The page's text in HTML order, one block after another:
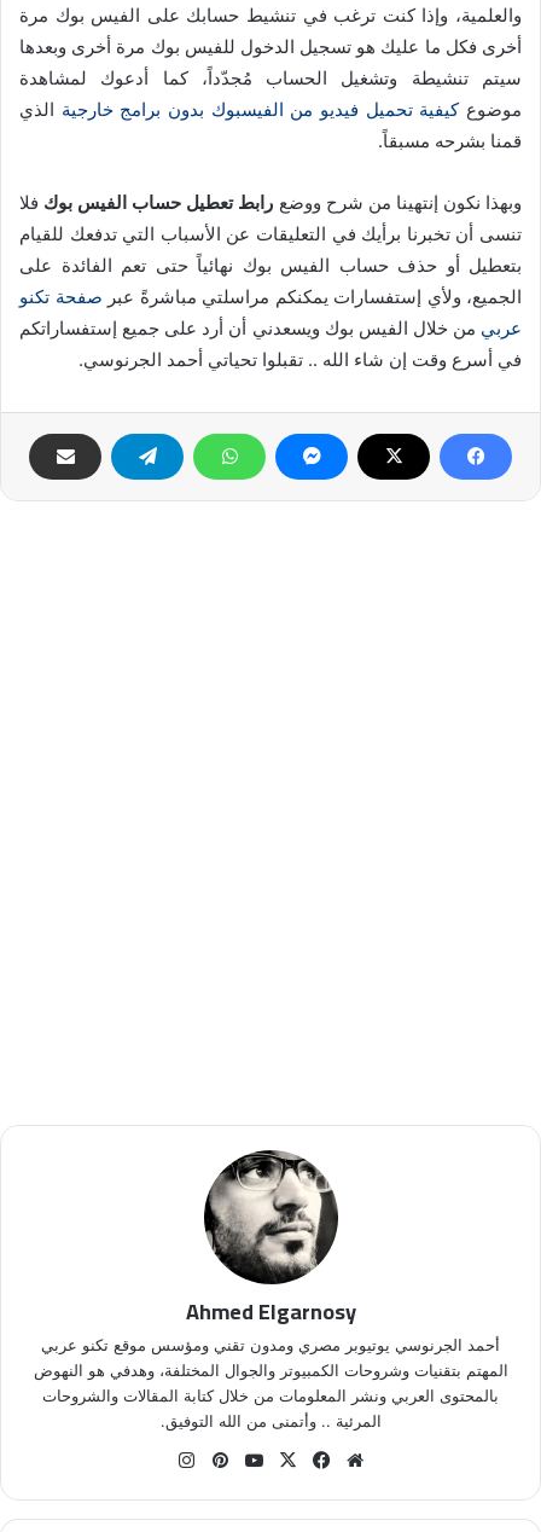
والعلمية، وإذا كنت ترغب في تنشيط حسابك على الفيس بوك مرة
أخرى فكل ما عليك هو تسجيل الدخول للفيس بوك مرة أخرى وبعدها
سيتم تنشيطة وتشغيل الحساب مُجدّداً، كما أدعوك لمشاهدة
موضوعكيفية تحميل فيديو من الفيسبوك بدون برامج خارجية الذي
قمنا بشرحه مسبقاً.
وبهذا نكون إنتهينا من شرح ووضع رابط تعطيل حساب الفيس بوك فلا
تنسى أن تخبرنا برأيك في التعليقات عن الأسباب التي تدفعك للقيام
بتعطيل أو حذف حساب الفيس بوك نهائياً حتى تعم الفائدة على
الجميع، ولأي إستفسارات يمكنكم مراسلتي مباشرةً عبر صفحة تكنو
عربي من خلال الفيس بوك ويسعدني أن أرد على جميع إستفساراتكم
في أسرع وقت إن شاء الله .. تقبلوا تحياتي أحمد الجرنوسي.
Ahmed Elgarnosy
أحمد الجرنوسي يوتيوبر مصري ومدون تقني ومؤسس موقع تكنو عربي
المهتم بتقنيات وشروحات الكمبيوتر والجوال المختلفة، وهدفي هو النهوض
بالمحتوى العربي ونشر المعلومات من خلال كتابة المقالات والشروحات
المرئية .. وأتمنى من الله التوفيق.
موق
الوي
في
وك
X
يوتي
بينتي
س
ام